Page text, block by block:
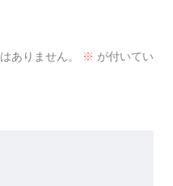
ありません。 ※ が付いてい